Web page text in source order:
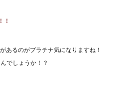
！
あるのがプラチナ気になりますね！
でしょうか！？